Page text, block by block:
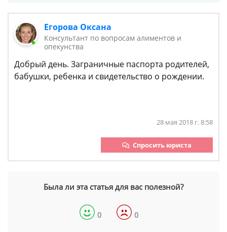
Егорова Оксана
Консультант по вопросам алиментов и
опекунства
Добрый день. Заграничные паспорта родителей,
бабушки, ребенка и свидетельство о рождении.
28 мая 2018 г. 8:58
Спросить юриста
Была ли эта статья для вас полезной?
0 0